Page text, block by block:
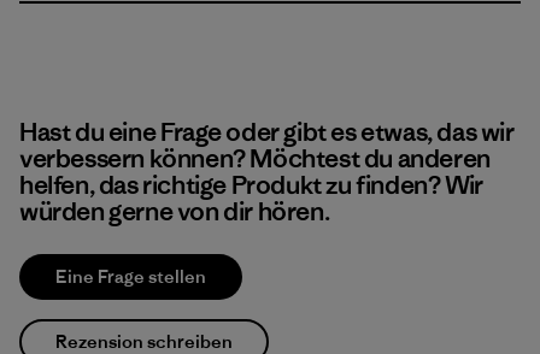
Hast du eine Frage oder gibt es etwas, das wir
verbessern können? Möchtest du anderen
helfen, das richtige Produkt zu finden? Wir
würden gerne von dir hören.
Eine Frage stellen
Rezension schreiben